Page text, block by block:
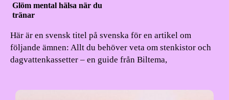
Glöm mental hälsa när du
tränar
Här är en svensk titel på svenska för en artikel om
följande ämnen: Allt du behöver veta om stenkistor och
dagvattenkassetter – en guide från Biltema,